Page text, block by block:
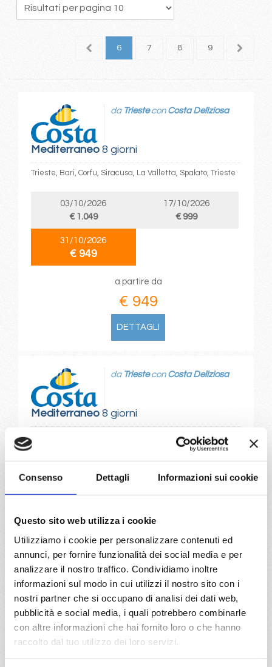
Consenso Dettagli Informazioni sui cookie
Questo sito web utilizza i cookie
Utilizziamo i cookie per personalizzare contenuti ed
annunci, per fornire funzionalità dei social media e per
analizzare il nostro traffico. Condividiamo inoltre
informazioni sul modo in cui utilizzi il nostro sito con i
nostri partner che si occupano di analisi dei dati web,
pubblicità e social media, i quali potrebbero combinarle
con altre informazioni che hai fornito loro o che hanno
raccolto dal tuo utilizzo dei loro servizi.
5 6 7 8 9 10
Mediterraneo8 giorni
da Triestecon Costa Deliziosa
Trieste, Bari, Corfu, Siracusa, La Valletta, Spalato, Trieste
03/10/2026
€ 1.049
17/10/2026
€ 999
31/10/2026
€ 949
a partire da
€ 949
DETTAGLI
Mediterraneo8 giorni
da Triestecon Costa Deliziosa
Trieste, Bari, Kotor, Corfu, Dubrovnik, Spalato, Trieste
€ 1.019
€ 969
€ 969
DETTAGLI
Mediterraneo8 giorni
daBariconCosta Deliziosa